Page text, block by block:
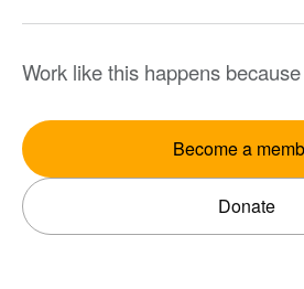
Work like this happens
Become a
Donate